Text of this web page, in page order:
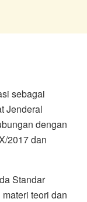
sebagai
Jenderal
dengan
2017 dan
Standar
teori dan